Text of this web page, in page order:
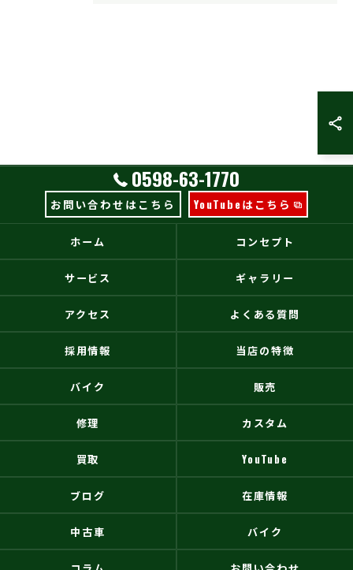
0598-63-1770
お問い合わせはこちら YouTubeはこちら
ホーム コンセプト
サービス ギャラリー
アクセス よくある質問
採用情報 当店の特徴
バイク 販売
修理 カスタム
買取 YouTube
ブログ 在庫情報
中古車 バイク